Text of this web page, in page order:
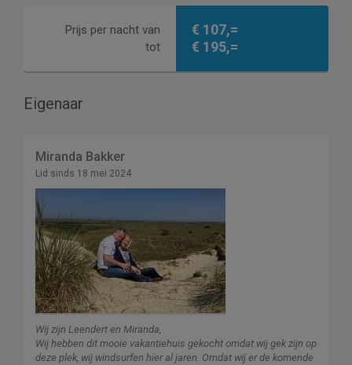
Prijs per nacht van
tot
€ 107,=
€ 195,=
Eigenaar
Miranda Bakker
Lid sinds 18 mei 2024
Wij zijn Leendert en Miranda,
Wij hebben dit mooie vakantiehuis gekocht omdat wij gek zijn op
deze plek, wij windsurfen hier al jaren. Omdat wij er de komende